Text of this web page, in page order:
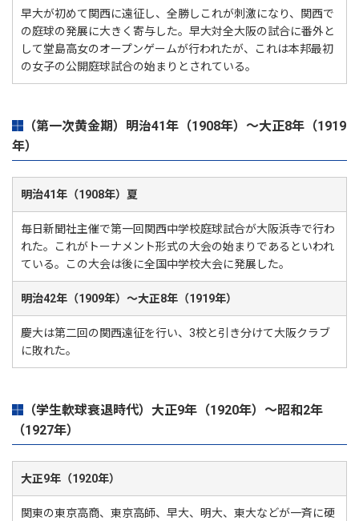
早大が初めて関西に遠征し、全勝しこれが刺激になり、関西で
の庭球の発展に大きく寄与した。早大対全大阪の試合に番外と
して堂島高女のオープンゲームが行われたが、これは本邦最初
の女子の公開庭球試合の始まりとされている。
（第一次黄金期）明治41年（1908年）～大正8年（1919
年）
明治41年（1908年）夏
毎日新聞社主催で第一回関西中学校庭球試合が大阪浜寺で行わ
れた。これがトーナメント形式の大会の始まりであるといわれ
ている。この大会は後に全国中学校大会に発展した。
明治42年（1909年）～大正8年（1919年）
慶大は第二回の関西遠征を行い、3校と引き分けて大阪クラブ
に敗れた。
（学生軟球衰退時代）大正9年（1920年）～昭和2年
（1927年）
大正9年（1920年）
関東の東京高商、東京高師、早大、明大、東大などが一斉に硬